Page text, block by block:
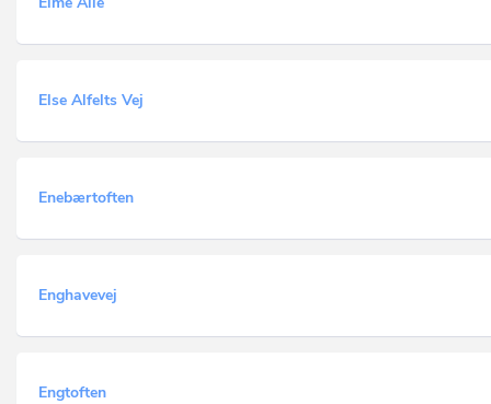
Else Alfelts Vej
Enebærtoften
Enghavevej
Engtoften